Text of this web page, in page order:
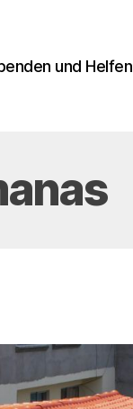
und Helfen